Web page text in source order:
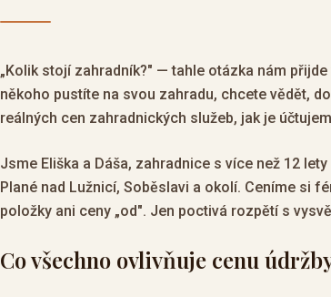
„Kolik stojí zahradník?" — tahle otázka nám
někoho pustíte na svou zahradu, chcete vědět,
reálných cen zahradnických služeb, jak je
Jsme Eliška a Dáša, zahradnice s více než 12
Plané nad Lužnicí, Soběslavi a okolí. Ceníme si
položky ani ceny „od". Jen poctivá rozpětí s
Co všechno ovlivňuje cenu